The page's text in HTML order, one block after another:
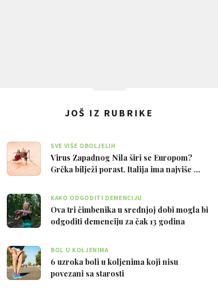
JOŠ IZ RUBRIKE
SVE VIŠE OBOLJELIH
Virus Zapadnog Nila širi se Europom?
Grčka bilježi porast, Italija ima najviše …
KAKO ODGODITI DEMENCIJU
Ova tri čimbenika u srednjoj dobi mogla bi
odgoditi demenciju za čak 13 godina
BOL U KOLJENIMA
6 uzroka boli u koljenima koji nisu
povezani sa starosti